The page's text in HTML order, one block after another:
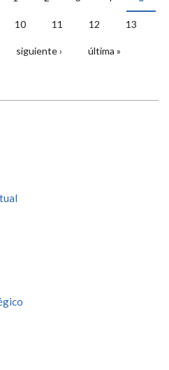
10 11 12 13
siguiente › última »